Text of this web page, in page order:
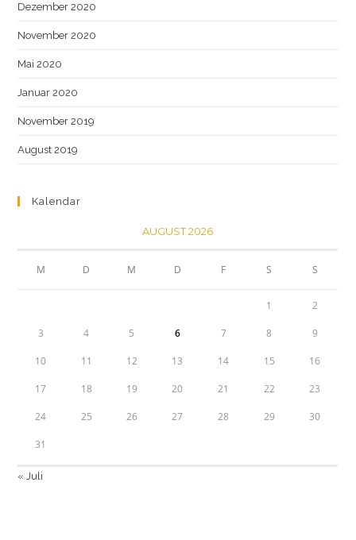
Dezember 2020
November 2020
Mai 2020
Januar 2020
November 2019
August 2019
Kalendar
AUGUST 2026
M D M D F S S
1 2
3 4 5 6 7 8 9
10 11 12 13 14 15 16
17 18 19 20 21 22 23
24 25 26 27 28 29 30
31
« Juli